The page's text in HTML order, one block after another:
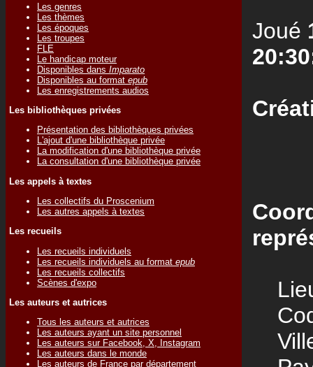
Les genres
Les thèmes
Les époques
Les troupes
FLE
Le handicap moteur
Disponibles dans Imparato
Disponibles au format epub
Les enregistrements audios
Les bibliothèques privées
Présentation des bibliothèques privées
L'ajout d'une bibliothèque privée
La modification d'une bibliothèque privée
La consultation d'une bibliothèque privée
Les appels à textes
Les collectifs du Proscenium
Les autres appels à textes
Les recueils
Les recueils individuels
Les recueils individuels au format epub
Les recueils collectifs
Scènes d'expo
Les auteurs et autrices
Tous les auteurs et autrices
Les auteurs ayant un site personnel
Les auteurs sur Facebook, X, Instagram
Les auteurs dans le monde
Les auteurs de France par département
Joué